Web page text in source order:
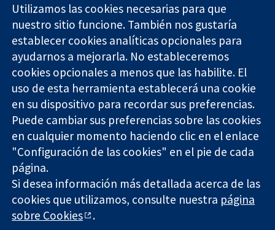
Evidencia fiable.
Decisiones
informadas.
Mejor salud.
11-13 Cavendish
Square
Londres
W1G 0AN
Reino Unido
Contacto
Noticias
Prensa
Sobre
nosotros
Empleo
Cochrane
Library
The Cochrane Collaboration is a charity (no. 1045921) and a
company limited by guarantee (no. 03044323) registered in
England & Wales. VAT registration number GB 718 2127 49.
Copyright © 2026 The Cochrane Collaboration
Utilizamos las cookies necesarias para que
nuestro sitio funcione. También nos gustaría
establecer cookies analíticas opcionales para
ayudarnos a mejorarla. No estableceremos
cookies opcionales a menos que las habilite. El
uso de esta herramienta establecerá una cookie
en su dispositivo para recordar sus preferencias.
Puede cambiar sus preferencias sobre las cookies
en cualquier momento haciendo clic en el enlace
"Configuración de las cookies" en el pie de cada
página.
Si desea información más detallada acerca de las
cookies que utilizamos, consulte nuestra página
sobre Cookies
.